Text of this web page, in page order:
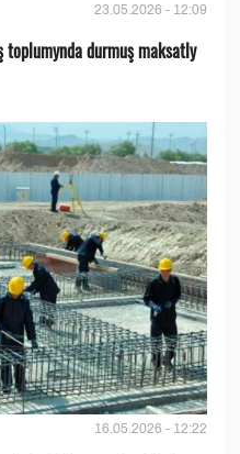
23.05.2026 - 12:09
toplumynda durmuş maksatly
16.05.2026 - 12:22